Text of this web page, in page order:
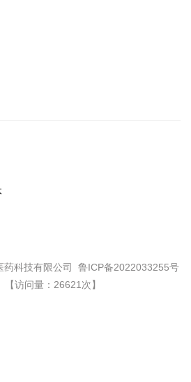
药科技有限公司 鲁ICP备2022033255号
【访问量：26621次】